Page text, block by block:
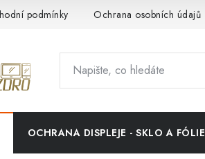
podmínky Ochrana osobních údajů
OCHRANA DISPLEJE - SKLO A FÓLIE